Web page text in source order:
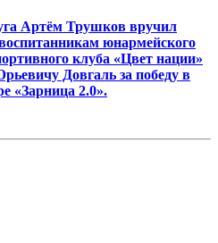
Артём Трушков вручил
юнармейского
клуба «Цвет нации»
Довгаль за победу в
«Зарница 2.0».